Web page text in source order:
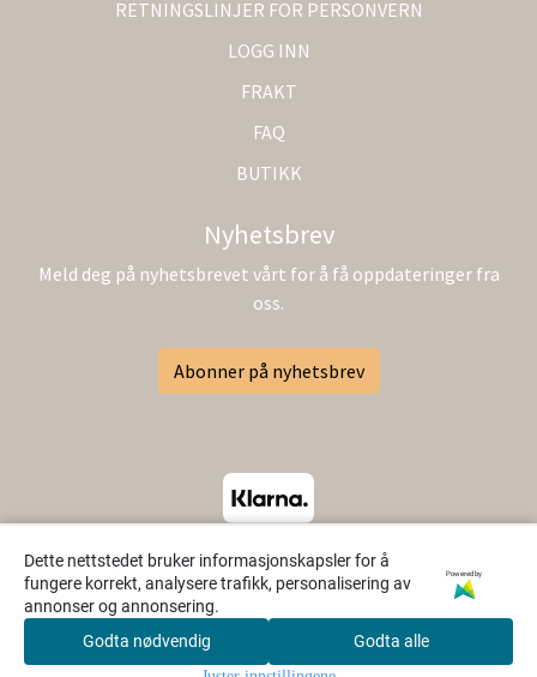
Dette nettstedet bruker informasjonskapsler for å
fungere korrekt, analysere trafikk, personalisering av
annonser og annonsering.
Powered by
Godta nødvendig Godta alle
RETNINGSLINJER FOR PERSONVERN
LOGG INN
FRAKT
FAQ
BUTIKK
Nyhetsbrev
Meld deg på nyhetsbrevet vårt for å få oppdateringer fra
oss.
Abonner på nyhetsbrev